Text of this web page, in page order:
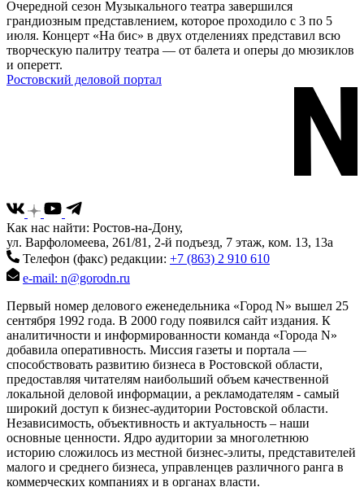
Очередной сезон Музыкального театра завершился
грандиозным представлением, которое проходило с 3 по 5
июля. Концерт «На бис» в двух отделениях представил всю
творческую палитру театра — от балета и оперы до мюзиклов
и оперетт.
Ростовский деловой портал
Как нас найти: Ростов-на-Дону,
ул. Варфоломеева, 261/81, 2-й подъезд, 7 этаж, ком. 13, 13а
Телефон (факс) редакции: +7 (863) 2 910 610
e-mail: n@gorodn.ru
Первый номер делового еженедельника «Город N» вышел 25
сентября 1992 года. В 2000 году появился сайт издания. К
аналитичности и информированности команда «Города N»
добавила оперативность. Миссия газеты и портала —
способствовать развитию бизнеса в Ростовской области,
предоставляя читателям наибольший объем качественной
локальной деловой информации, а рекламодателям - самый
широкий доступ к бизнес-аудитории Ростовской области.
Независимость, объективность и актуальность – наши
основные ценности. Ядро аудитории за многолетнюю
историю сложилось из местной бизнес-элиты, представителей
малого и среднего бизнеса, управленцев различного ранга в
коммерческих компаниях и в органах власти.